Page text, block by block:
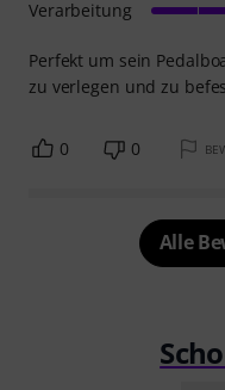
Perfekt um sein
zu verlegen und zu
Verarbeitung
0 0
Alle